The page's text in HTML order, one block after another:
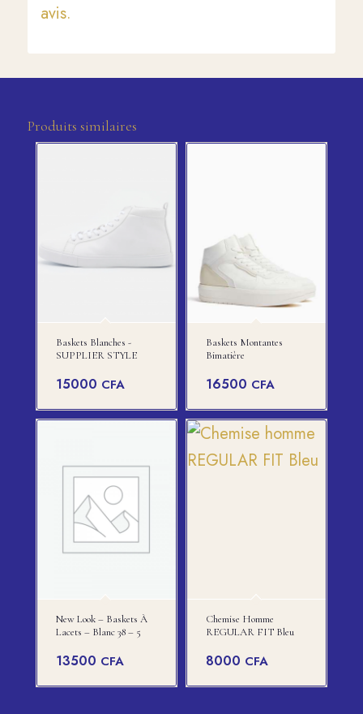
avis.
Produits similaires
Baskets Blanches -
SUPPLIER STYLE
15000 CFA
Baskets Montantes
Bimatière
16500 CFA
New Look – Baskets À
Lacets – Blanc 38 – 5
13500 CFA
Chemise Homme
REGULAR FIT Bleu
8000 CFA